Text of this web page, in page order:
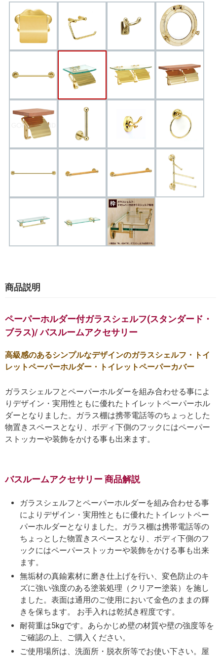
商品説明
ペーパーホルダー付ガラスシェルフ(スタンダード・
ブラス)/ バスルームアクセサリー
高級感のあるシンプルなデザインのガラスシェルフ・トイ
レットペーパーホルダー・トイレットペーパーカバー
ガラスシェルフとペーパーホルダーを組み合わせる事によ
りデザイン・実用性ともに優れたトイレットペーパーホル
ダーとなりました。ガラス棚は携帯電話等のちょっとした
物置きスペースとなり、ボディ下側のフックにはペーパー
ストッカーや装飾をかける事も出来ます。
バスルームアクセサリー 商品解説
ガラスシェルフとペーパーホルダーを組み合わせる事
によりデザイン・実用性ともに優れたトイレットペー
パーホルダーとなりました。ガラス棚は携帯電話等の
ちょっとした物置きスペースとなり、ボディ下側のフ
ックにはペーパーストッカーや装飾をかける事も出来
ます。
無垢材の真鍮素材に磨き仕上げを行い、変色防止のキ
ズに強い強度のある塗装処理（クリアー塗装）を施し
ました。表面は通用のご使用において金色のままの輝
きを保ちます。 お手入れは乾拭き程度です。
耐荷重は5kgです。あらかじめ壁の材質や壁の強度等を
ご確認の上、ご購入ください。
ご使用場所は、洗面所・脱衣所等でお使い下さい。屋